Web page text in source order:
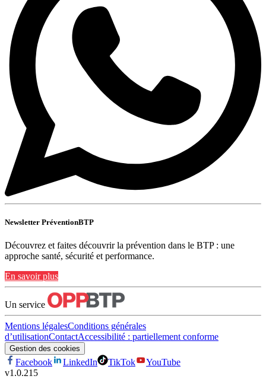
Newsletter PréventionBTP
Découvrez et faites découvrir la prévention dans le BTP : une
approche santé, sécurité et performance.
En savoir plus
Un service
Mentions légalesConditions générales
d’utilisationContactAccessibilité : partiellement conforme
Gestion des cookies
Facebook LinkedIn TikTok
YouTube
v1.0.215